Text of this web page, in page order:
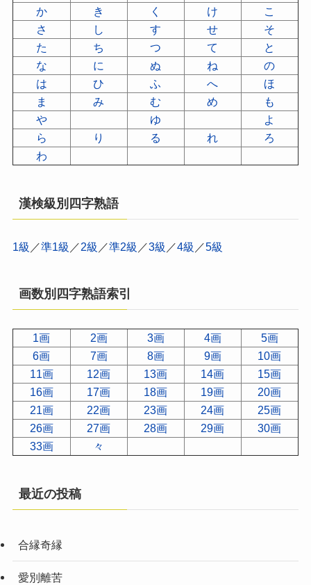
か
き く け
こ
さ
し す せ
そ
た
ち つ て
と
な
に ぬ ね
の
は
ひ ふ へ
ほ
ま
み む め
も
や
ゆ
よ
ら
り る れ
ろ
わ
漢検級別四字熟語
1級 ／準1級 ／2級 ／準2級 ／3級 ／4級 ／5級
画数別四字熟語索引
1画 2画 3画 4画
5画
6画
7画 8画 9画
10画
11画
12画 13画 14画
15画
16画
17画 18画 19画
20画
21画
22画 23画 24画
25画
26画
27画 28画 29画
30画
33画
々
最近の投稿
合縁奇縁
愛別離苦